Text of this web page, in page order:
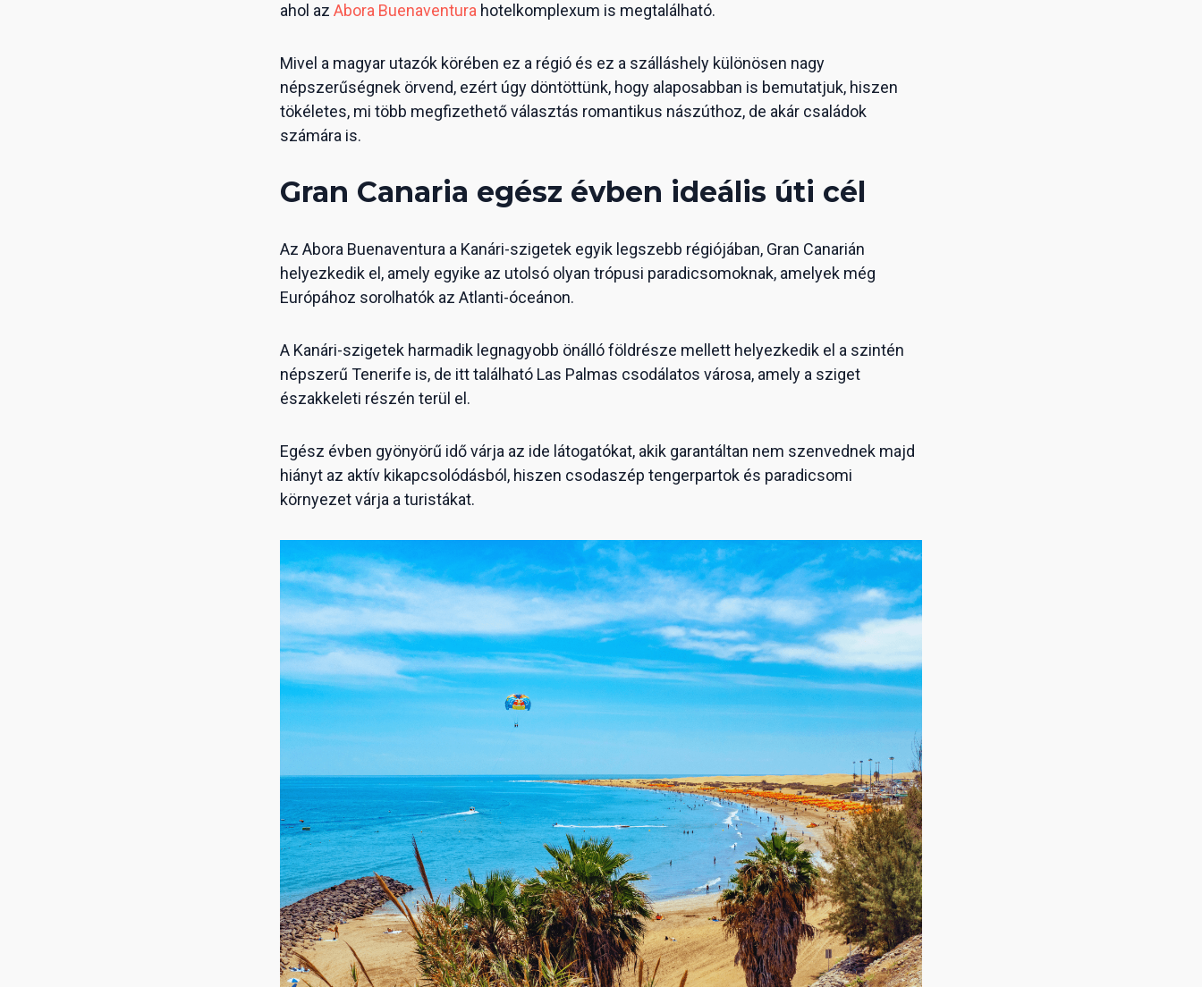
ahol az Abora Buenaventura hotelkomplexum is megtalálható.
Mivel a magyar utazók körében ez a régió és ez a szálláshely különösen nagy
népszerűségnek örvend, ezért úgy döntöttünk, hogy alaposabban is bemutatjuk, hiszen
tökéletes, mi több megfizethető választás romantikus nászúthoz, de akár családok
számára is.
Gran Canaria egész évben ideális úti cél
Az Abora Buenaventura a Kanári-szigetek egyik legszebb régiójában, Gran Canarián
helyezkedik el, amely egyike az utolsó olyan trópusi paradicsomoknak, amelyek még
Európához sorolhatók az Atlanti-óceánon.
A Kanári-szigetek harmadik legnagyobb önálló földrésze mellett helyezkedik el a szintén
népszerű Tenerife is, de itt található Las Palmas csodálatos városa, amely a sziget
északkeleti részén terül el.
Egész évben gyönyörű idő várja az ide látogatókat, akik garantáltan nem szenvednek majd
hiányt az aktív kikapcsolódásból, hiszen csodaszép tengerpartok és paradicsomi
környezet várja a turistákat.